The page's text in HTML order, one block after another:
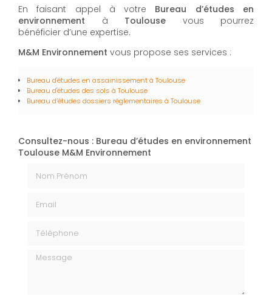
En faisant appel à votre Bureau d’études en
environnement à Toulouse vous pourrez
bénéficier d’une expertise.
M&M Environnement vous propose ses services :
Bureau d'études en assainissement à Toulouse
Bureau d'études des sols à Toulouse
Bureau d’études dossiers réglementaires à Toulouse
Consultez-nous : Bureau d’études en environnement
Toulouse M&M Environnement
Message